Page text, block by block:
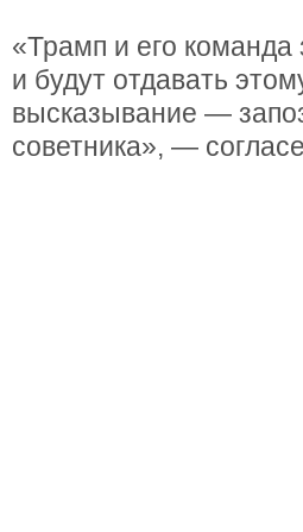
«Трамп и его
и будут отдавать
высказывание —
советника», —